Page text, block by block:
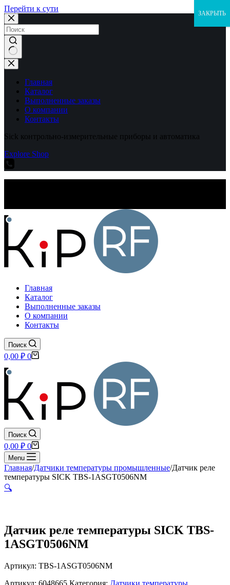
Перейти к сути
Ничего
не
найденоГлавная
Каталог
Выполненные заказы
О компании
Контакты
Sick контрольно-измерительные приборы и автоматика
Explore Shop
Главная
Каталог
Выполненные заказы
О компании
Контакты
Поиск
Корзина
0,00 ₽ 0
Поиск
Корзина
0,00 ₽ 0
Menu
Главная/Датчики температуры промышленные/Датчик реле
температуры SICK TBS-1ASGT0506NM
🔍
Датчик реле температуры SICK TBS-
1ASGT0506NM
Артикул: TBS-1ASGT0506NM
Артикул: 6048665 Категория: Датчики температуры
ЗАКРЫТЬ